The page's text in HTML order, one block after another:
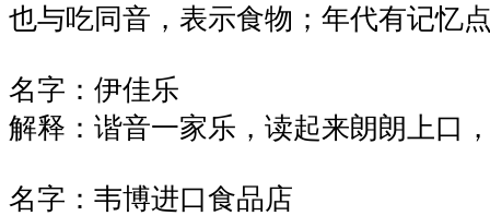
也与吃同音，表示食物；年代有记忆
名字：伊佳乐
解释：谐音一家乐，读起来朗朗上口
名字：韦博进口食品店